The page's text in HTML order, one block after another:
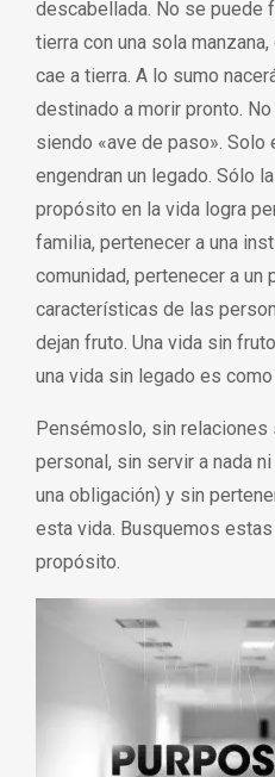
descabellada. No se puede
tierra con una sola
cae a tierra. A lo sumo
destinado a morir pronto.
siendo «ave de paso».
engendran un legado. Sólo
propósito en la vida logra
familia, pertenecer a una
comunidad, pertenecer a un
características de las
dejan fruto. Una vida sin
una vida sin legado es
Pensémoslo, sin relaciones
personal, sin servir a nada
una obligación) y sin
esta vida. Busquemos
propósito.